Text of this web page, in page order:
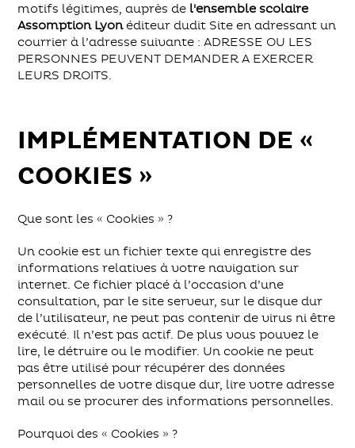
motifs légitimes, auprès de l'ensemble scolaire
Assomption Lyonéditeur dudit Site en adressant un
courrier à l’adresse suivante : ADRESSE OU LES
PERSONNES PEUVENT DEMANDER A EXERCER
LEURS DROITS.
IMPLÉMENTATION DE «
COOKIES »
Que sont les « Cookies » ?
Un cookie est un fichier texte qui enregistre des
informations relatives à votre navigation sur
internet. Ce fichier placé à l’occasion d’une
consultation, par le site serveur, sur le disque dur
de l’utilisateur, ne peut pas contenir de virus ni être
exécuté. Il n’est pas actif. De plus vous pouvez le
lire, le détruire ou le modifier. Un cookie ne peut
pas être utilisé pour récupérer des données
personnelles de votre disque dur, lire votre adresse
mail ou se procurer des informations personnelles.
Pourquoi des « Cookies » ?